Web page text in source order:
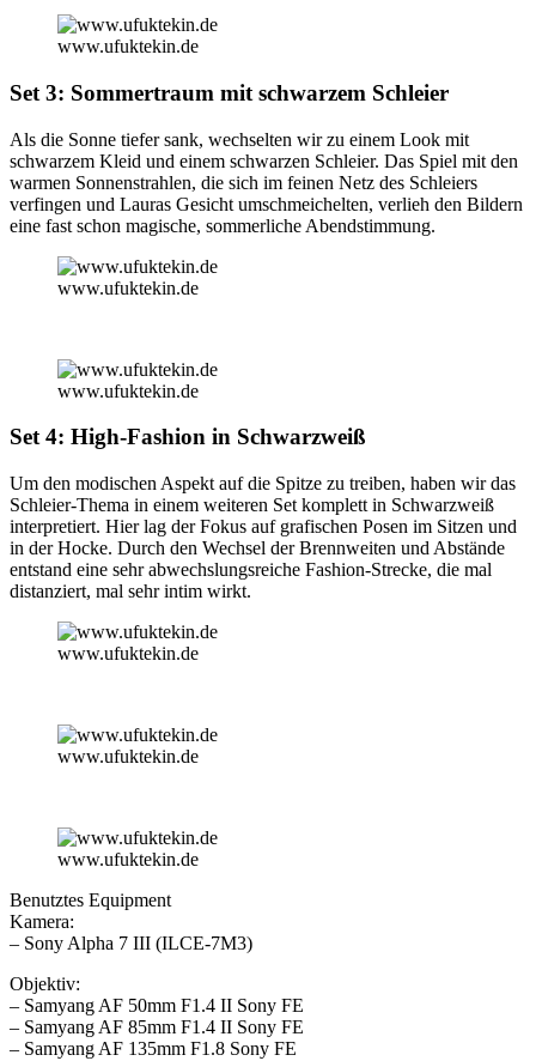
www.ufuktekin.de
Set 3: Sommertraum mit schwarzem Schleier
Als die Sonne tiefer sank, wechselten wir zu einem Look mit
schwarzem Kleid und einem schwarzen Schleier. Das Spiel mit den
warmen Sonnenstrahlen, die sich im feinen Netz des Schleiers
verfingen und Lauras Gesicht umschmeichelten, verlieh den Bildern
eine fast schon magische, sommerliche Abendstimmung.
www.ufuktekin.de
www.ufuktekin.de
Set 4: High-Fashion in Schwarzweiß
Um den modischen Aspekt auf die Spitze zu treiben, haben wir das
Schleier-Thema in einem weiteren Set komplett in Schwarzweiß
interpretiert. Hier lag der Fokus auf grafischen Posen im Sitzen und
in der Hocke. Durch den Wechsel der Brennweiten und Abstände
entstand eine sehr abwechslungsreiche Fashion-Strecke, die mal
distanziert, mal sehr intim wirkt.
www.ufuktekin.de
www.ufuktekin.de
www.ufuktekin.de
Benutztes Equipment
Kamera:
– Sony Alpha 7 III (ILCE-7M3)
Objektiv:
– Samyang AF 50mm F1.4 II Sony FE
– Samyang AF 85mm F1.4 II Sony FE
– Samyang AF 135mm F1.8 Sony FE